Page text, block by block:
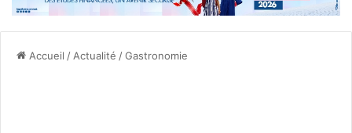
Accueil / Actualité /Gastronomie